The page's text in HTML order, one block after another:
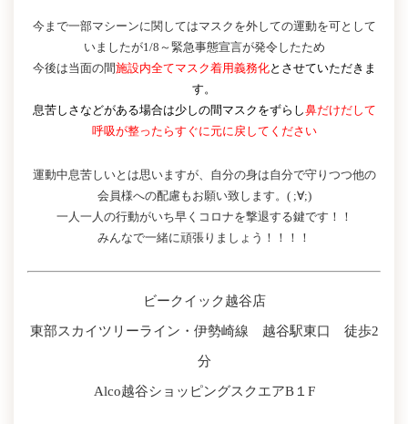
今まで一部マシーンに関してはマスクを外しての運動を可として
いましたが1/8～緊急事態宣言が発令したため
今後は当面の間施設内全てマスク着用義務化とさせていただきま
す。
息苦しさなどがある場合は少しの間マスクをずらし鼻だけだして
呼吸が整ったらすぐに元に戻してください
運動中息苦しいとは思いますが、自分の身は自分で守りつつ他の
会員様への配慮もお願い致します。( ;∀;)
一人一人の行動がいち早くコロナを撃退する鍵です！！
みんなで一緒に頑張りましょう！！！！
ビークイック越谷店
東部スカイツリーライン・伊勢崎線 越谷駅東口 徒歩2
分
Alco越谷ショッピングスクエアB１F